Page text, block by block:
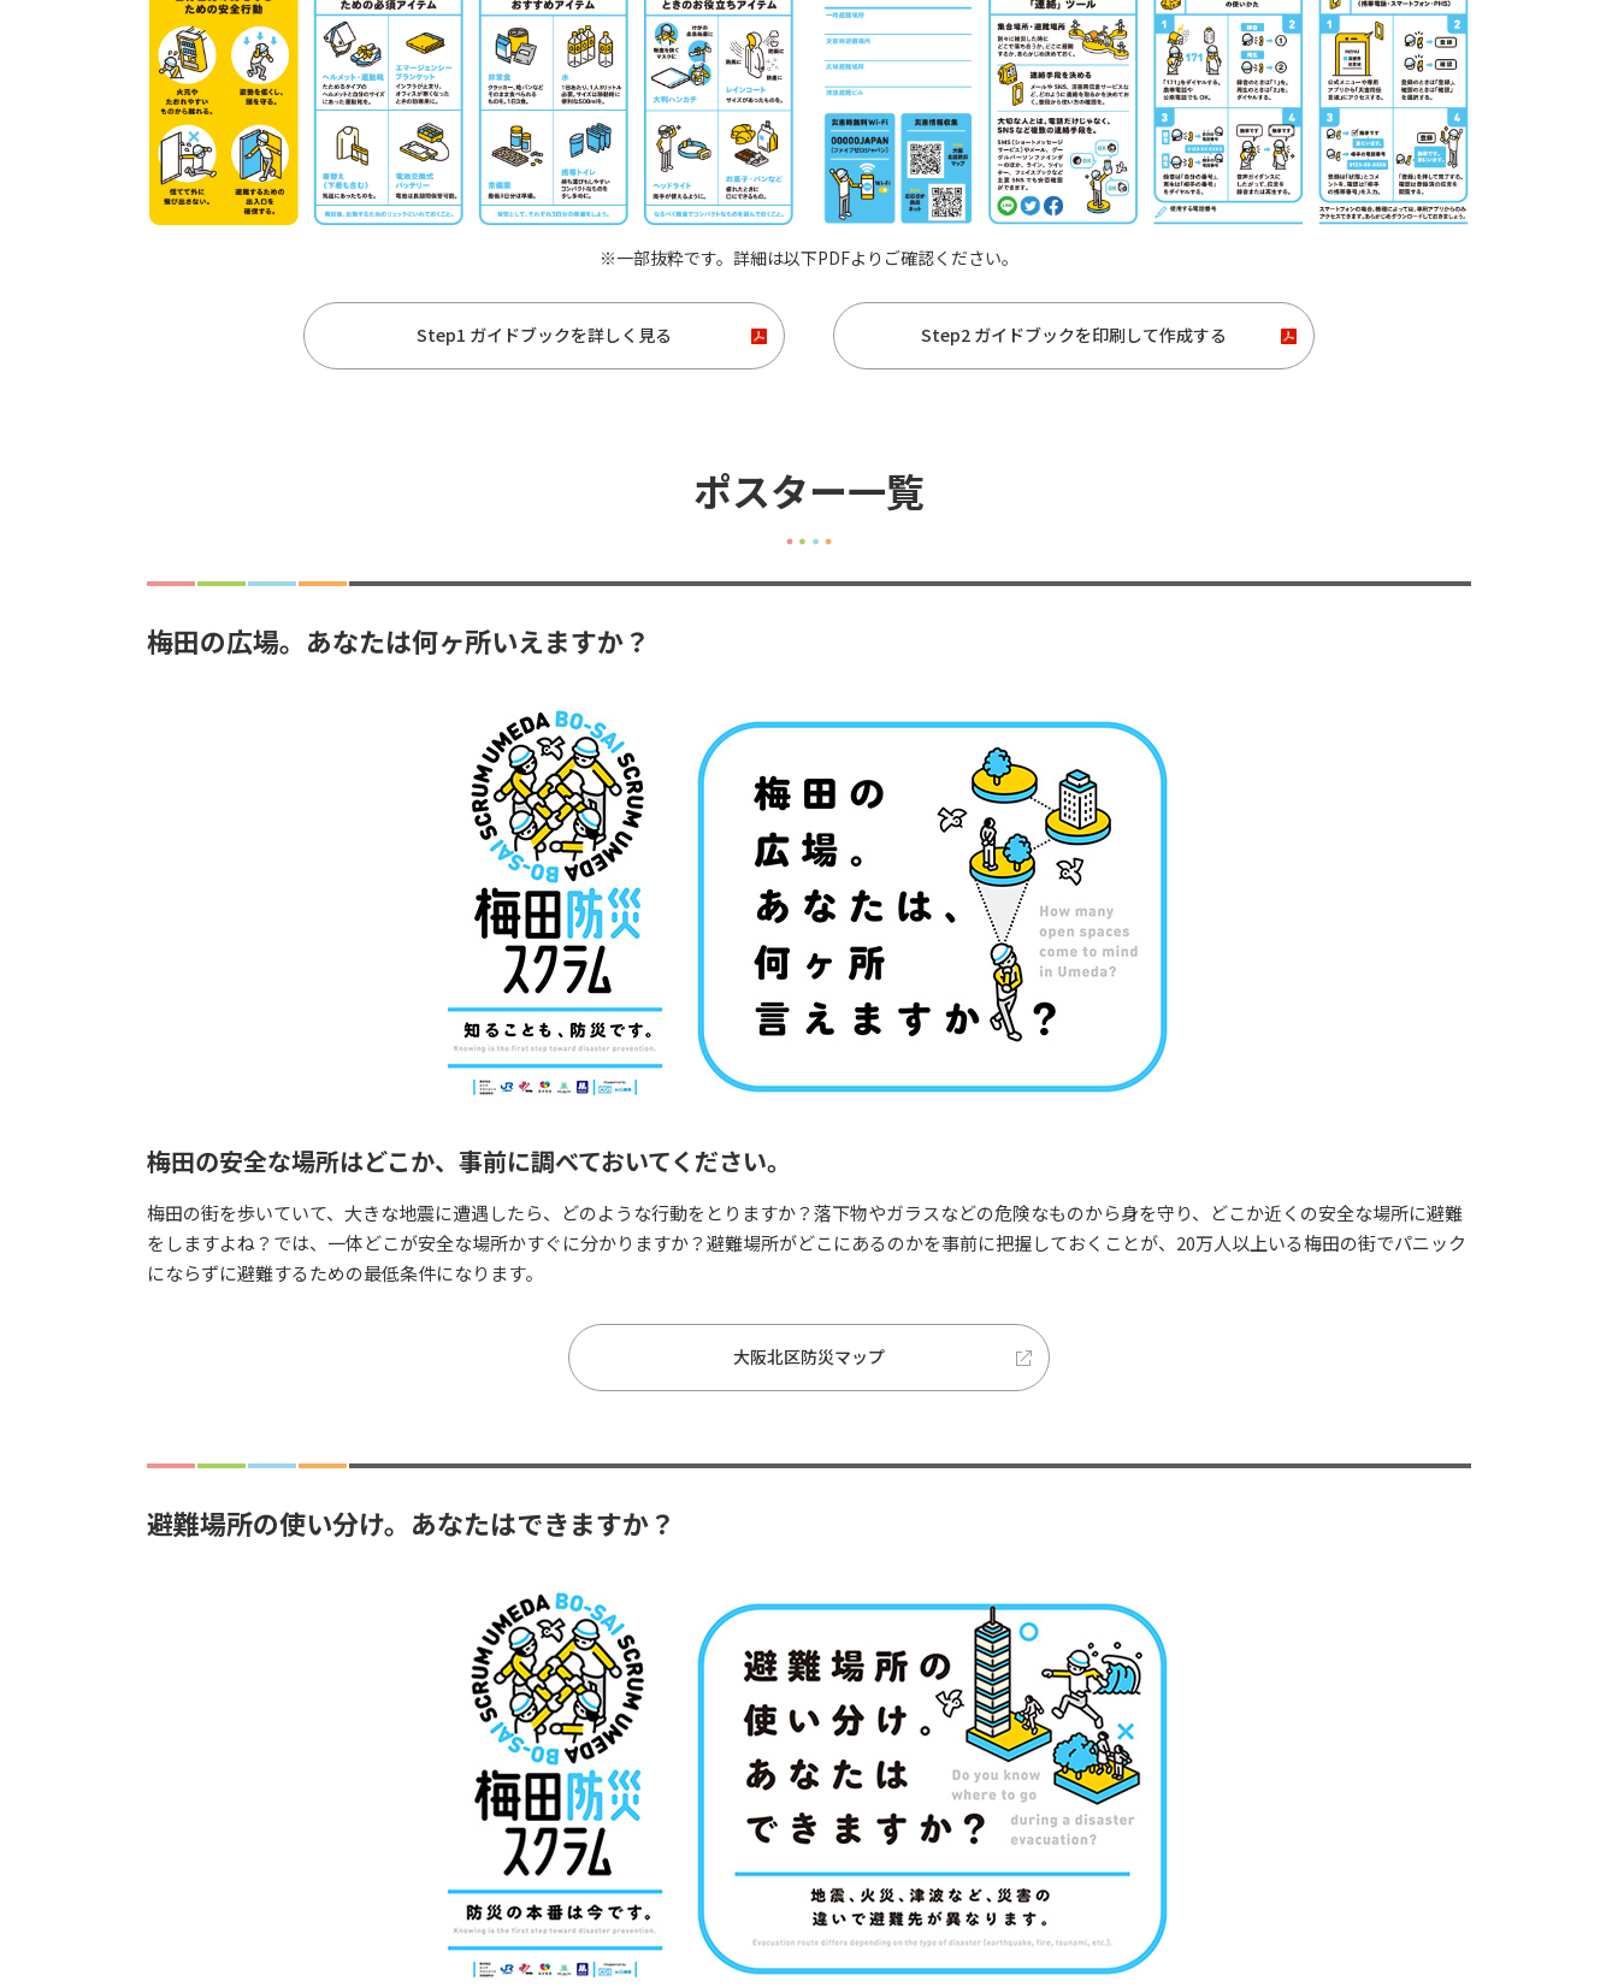
※一部抜粋です。詳細は以下PDFよりご確認ください。
Step1 ガイドブックを詳しく見る Step2 ガイドブックを印刷して作成する
ポスター一覧
梅田の広場。あなたは何ヶ所いえますか？
梅田の安全な場所はどこか、事前に調べておいてください。
梅田の街を歩いていて、大きな地震に遭遇したら、どのような行動をとりますか？落下物やガラスなどの危険なものから身を守り、どこか近くの安全な場所に避難
をしますよね？では、一体どこが安全な場所かすぐに分かりますか？避難場所がどこにあるのかを事前に把握しておくことが、20万人以上いる梅田の街でパニック
にならずに避難するための最低条件になります。
大阪北区防災マップ
避難場所の使い分け。あなたはできますか？